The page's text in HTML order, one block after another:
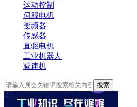
运动控制
伺服电机
变频器
传感器
直驱电机
工业机器人
减速机
搜索